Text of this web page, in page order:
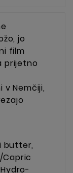
jo
film
prijetno
v Nemčiji,
butter,
Capric